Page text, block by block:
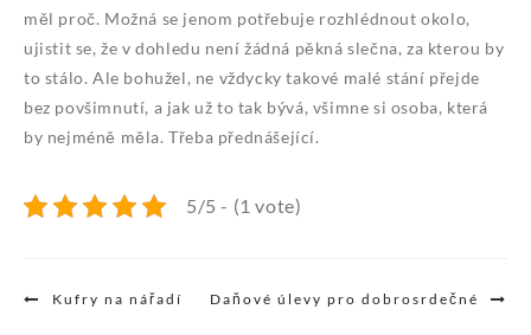
měl proč. Možná se jenom potřebuje rozhlédnout okolo,
ujistit se, že v dohledu není žádná pěkná slečna, za kterou by
to stálo. Ale bohužel, ne vždycky takové malé stání přejde
bez povšimnutí, a jak už to tak bývá, všimne si osoba, která
by nejméně měla. Třeba přednášející.
5/5 - (1 vote)
Navigace
Kufry na nářadí Daňové úlevy pro dobrosrdečné